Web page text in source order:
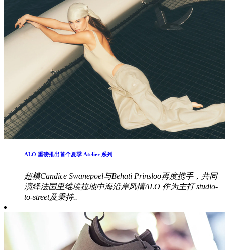
ALO 重磅推出首个夏季 Atelier 系列
超模Candice Swanepoel与Behati Prinsloo再度携手，共同
演绎法国里维埃拉地中海沿岸风情ALO 作为主打 studio-
to-street及秉持..